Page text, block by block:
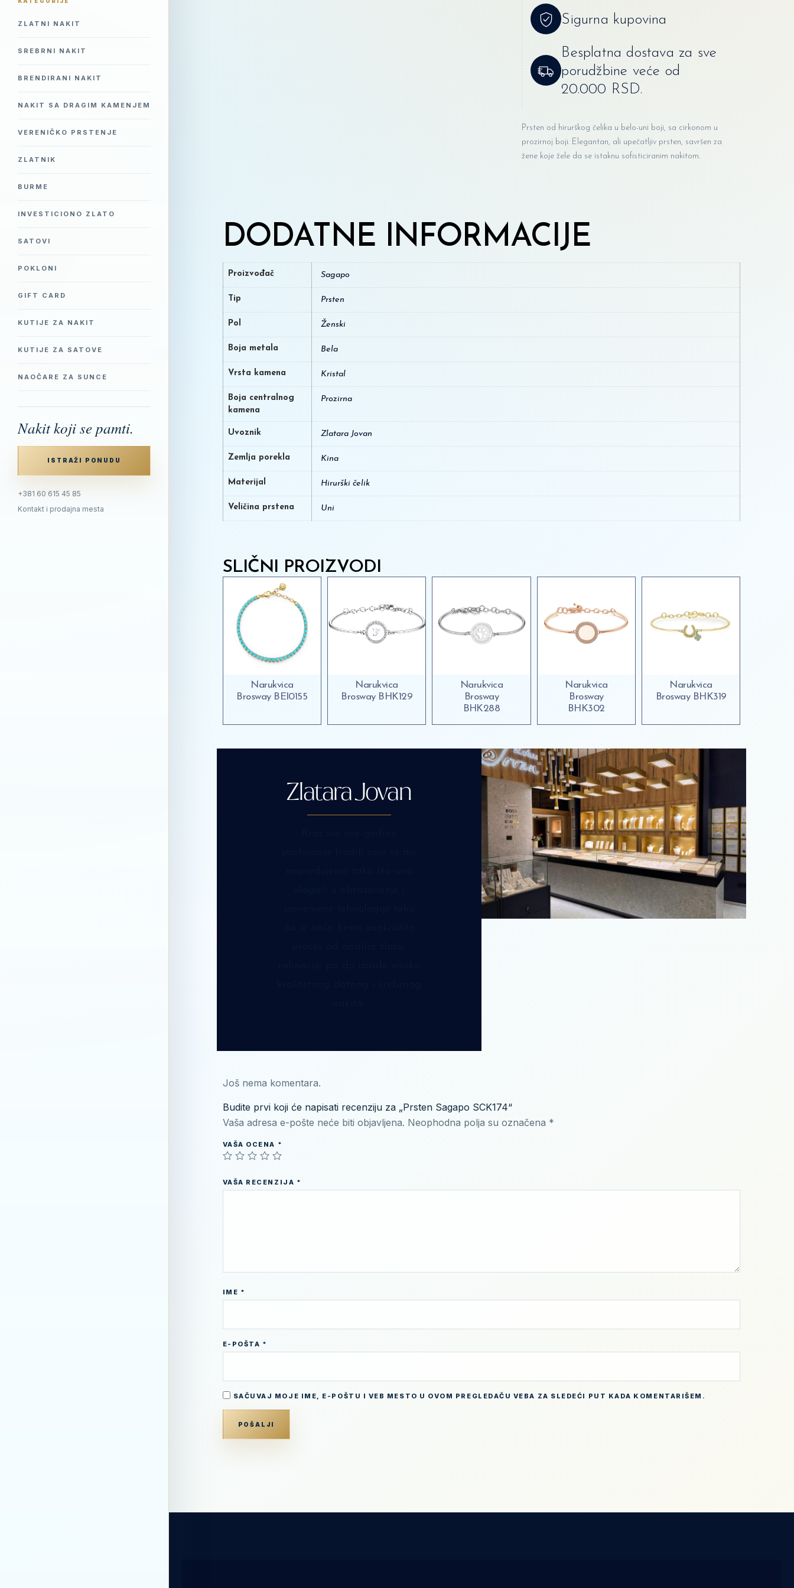
ZLATNI NAKIT
SREBRNI NAKIT
BRENDIRANI NAKIT
NAKIT SA DRAGIM KAMENJEM
VERENIČKO PRSTENJE
ZLATNIK
BURME
INVESTICIONO ZLATO
SATOVI
POKLONI
GIFT CARD
KUTIJE ZA NAKIT
KUTIJE ZA SATOVE
NAOČARE ZA SUNCE
Nakit koji se pamti.
ISTRAŽI PONUDU
+381 60 615 45 85
Kontakt i prodajna mesta
Sigurna kupovina
Besplatna dostava za sve
porudžbine veće od
20.000 RSD.
Prsten od hirurškog čelika u belo-uni boji, sa cirkonom u
prozirnoj boji. Elegantan, ali upečatljiv prsten, savršen za
žene koje žele da se istaknu sofisticiranim nakitom.
DODATNE INFORMACIJE
Proizvođač Sagapo
Tip Prsten
Pol Ženski
Boja metala Bela
Vrsta kamena Kristal
Boja centralnog
kamena
Prozirna
Uvoznik Zlatara Jovan
Zemlja porekla Kina
Materijal Hirurški čelik
Veličina prstena Uni
SLIČNI PROIZVODI
Narukvica
Brosway BEI0155
Narukvica
Brosway BHK129
Narukvica
Brosway
BHK288
Narukvica
Brosway
BHK302
Narukvica
Brosway BHK319
Zlatara Jovan
Još nema komentara.
Budite prvi koji će napisati recenziju za „Prsten Sagapo SCK174“
Vaša adresa e-pošte neće biti objavljena. Neophodna polja su označena *
VAŠA OCENA *
VAŠA RECENZIJA *
IME *
E-POŠTA *
SAČUVAJ MOJE IME, E-POŠTU I VEB MESTO U OVOM PREGLEDAČU VEBA ZA SLEDEĆI PUT KADA KOMENTARIŠEM.